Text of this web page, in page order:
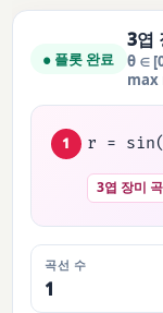
● 플롯 완료
3엽
θ ∈
max
1 r =
3엽 장미
곡선 수
1